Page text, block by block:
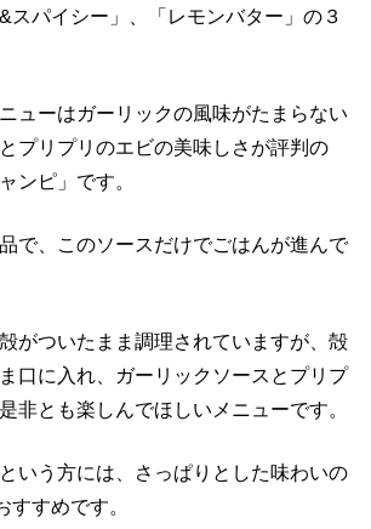
スパイシー」、「レモンバター」の３
ューはガーリックの風味がたまらない
プリプリのエビの美味しさが評判の
ンピ」です。
で、このソースだけでごはんが進んで
がついたまま調理されていますが、殻
口に入れ、ガーリックソースとプリプ
非とも楽しんでほしいメニューです。
いう方には、さっぱりとした味わいの
すすめです。